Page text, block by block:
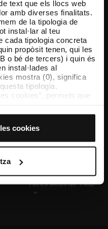
text que els llocs web
amb diverses finalitats.
de la tipologia de
instal·lar al teu
cada tipologia concreta
propòsit tenen, qui les
o bé de tercers) i quin és
instal·lades al
mostra (0), significa
tipologia.
cookies”, permets que
de cada tipologia de
has de fer
Així, s’instal·laran
que hagis seleccionat
recordar les teves
l’idioma) i milloren la teva
cookies
teus bitllets
Play
Altres webs de TMB